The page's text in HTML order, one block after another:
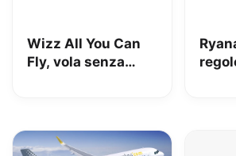
Wizz All You Can
Fly, vola senza